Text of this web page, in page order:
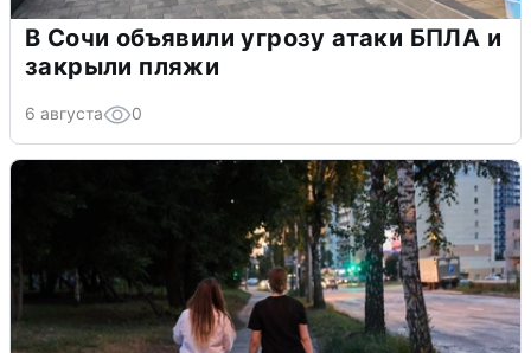
В Сочи объявили угрозу атаки БПЛА и
закрыли пляжи
6 августа 0